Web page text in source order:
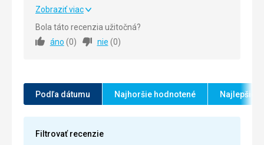
Hotel zodpovedal mojim predstavám,strava ako i
izba na úrovni štyroch hviezdičiek …
Strava
Okolie / 5
Cena
Zobraziť viac
Bola táto recenzia užitočná?
áno (0) nie (0)
Podľa dátumu Najhoršie hodnotené Najlepšie
Filtrovať recenzie